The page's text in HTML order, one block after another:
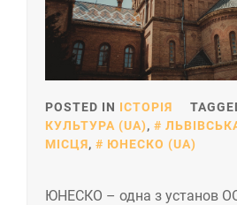
POSTED IN ІСТОРІЯ
КУЛЬТУРА (UA),
МІСЦЯ, ЮНЕСКО (UA)
ЮНЕСКО – одна з установ